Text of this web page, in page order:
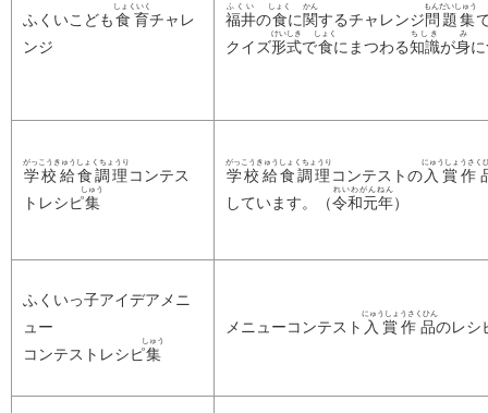
ふくいこども食育
しょくいく
チャレ
ンジ
福井
ふくい
の食
しょく
に関
かん
するチャレンジ問題集
もんだいしゅう
クイズ形式
けいしき
で食
しょく
にまつわる知識
ちしき
が身
み
学校給食調理
がっこうきゅうしょくちょうり
コンテス
トレシピ集
しゅう
学校給食調理
がっこうきゅうしょくちょうり
コンテストの入賞作
にゅうしょうさく
しています。（令和元年
れいわがんねん
）
ふくいっ子アイデアメニ
ュー
コンテストレシピ集
しゅう
メニューコンテスト 入賞作品
にゅうしょうさくひん
のレシ